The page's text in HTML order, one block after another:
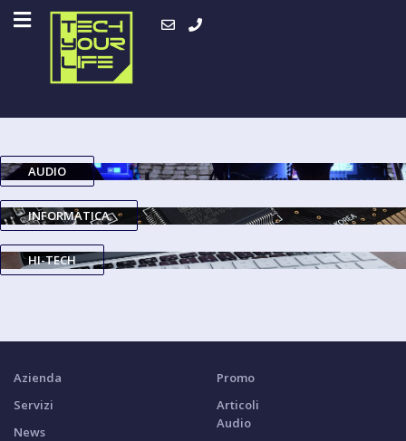
AUDIO
INFORMATICA
HI-TECH
Azienda
Servizi
News
Promo
Articoli
Audio